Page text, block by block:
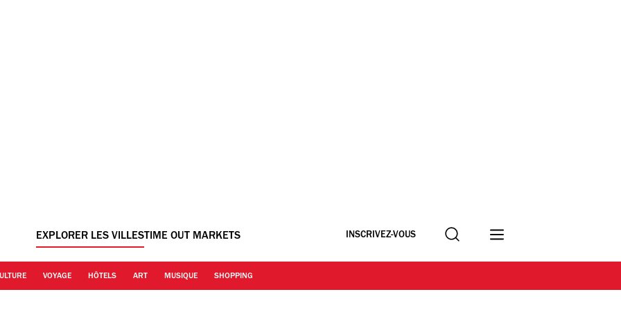
EXPLORER LES VILLESTIME OUT MARKETS INSCRIVEZ-VOUS Recherche
VOYAGE HÔTELS ART MUSIQUE SHOPPING